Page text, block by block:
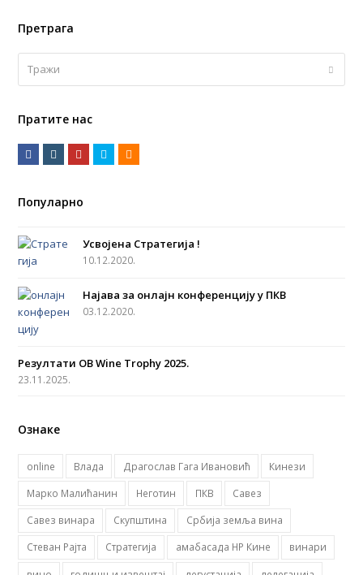
Претрага
Пратите нас
o
k
a
m
b
e
Популарно
Усвојена Стратегија !
10.12.2020.
Најава за онлајн конференцију у ПКВ
03.12.2020.
Резултати OB Wine Trophy 2025.
23.11.2025.
Ознаке
online Влада Драгослав Гага Ивановић
Кинези
Марко Малићанин
Неготин ПКВ
Савез
Савез винара
Скупштина
Србија земља вина
Стеван Рајта
Стратегија амабасада НР Кине
винари